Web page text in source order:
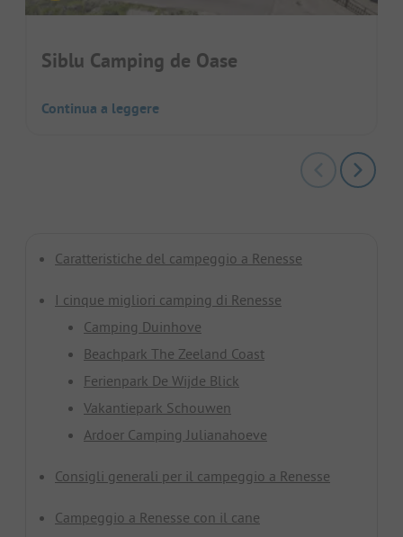
Siblu Camping de Oase
Continua a leggere
Caratteristiche del campeggio a Renesse
I cinque migliori camping di Renesse
Camping Duinhove
Beachpark The Zeeland Coast
Ferienpark De Wijde Blick
Vakantiepark Schouwen
Ardoer Camping Julianahoeve
Consigli generali per il campeggio a Renesse
Campeggio a Renesse con il cane